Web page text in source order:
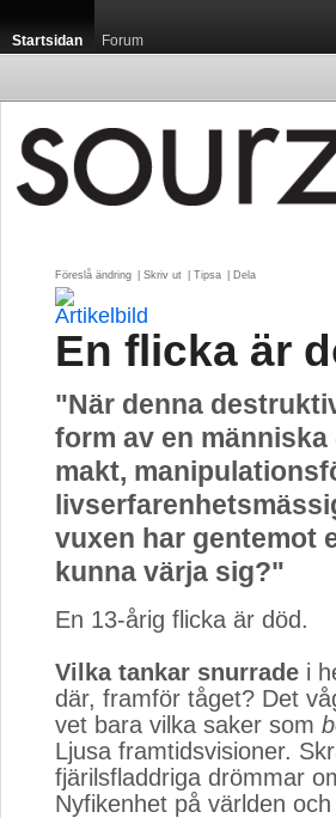
Startsidan Forum
Föreslå ändring Skriv ut Tipsa Dela
En flicka är
"När denna
form av en
makt,
vuxen har gentemot
kunna värja sig?"
En 13-årig flicka är död.
Vilka tankar snurrade i
där, framför tåget? Det
vet bara vilka saker som
Ljusa framtidsvisioner.
fjärilsfladdriga drömmar
Nyfikenhet på världen och